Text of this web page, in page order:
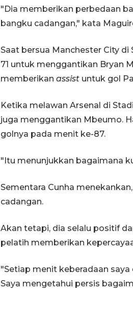
"Dia memberikan perbedaan
bangku cadangan," kata
Saat bersua Manchester City
71 untuk menggantikan Bryan
memberikan assist untuk gol
Ketika melawan Arsenal di
juga menggantikan Mbeumo.
golnya pada menit ke-87.
"Itu menunjukkan bagaimana
Sementara Cunha
cadangan.
Akan tetapi, dia selalu positif
pelatih memberikan
"Setiap menit keberadaan
Saya mengetahui persis